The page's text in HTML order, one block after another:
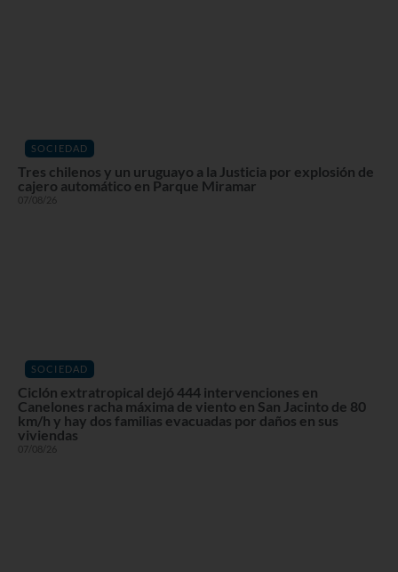
SOCIEDAD
Tres chilenos y un uruguayo a la Justicia por explosión de
cajero automático en Parque Miramar
07/08/26
SOCIEDAD
Ciclón extratropical dejó 444 intervenciones en
Canelones racha máxima de viento en San Jacinto de 80
km/h y hay dos familias evacuadas por daños en sus
viviendas
07/08/26